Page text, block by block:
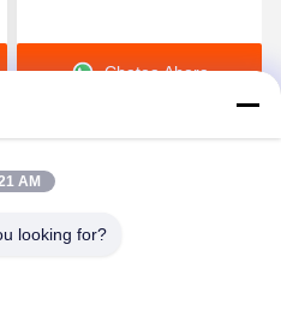
negro de DTF para la
impresión de la
Chatea Ahora
Products Co., Ltd.
AM
looking for?